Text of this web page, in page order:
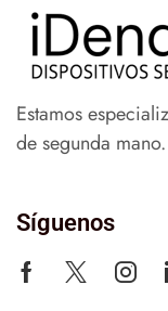
Estamos
de segunda mano.
Síguenos